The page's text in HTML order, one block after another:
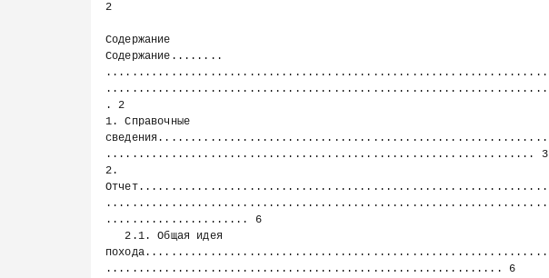
2
Содержание
Содержание........
....................................................................
....................................................................
. 2
1. Справочные
сведения............................................................
.................................................................. 3
2.
Отчет...............................................................
....................................................................
...................... 6
   2.1. Общая идея
похода..............................................................
............................................................. 6